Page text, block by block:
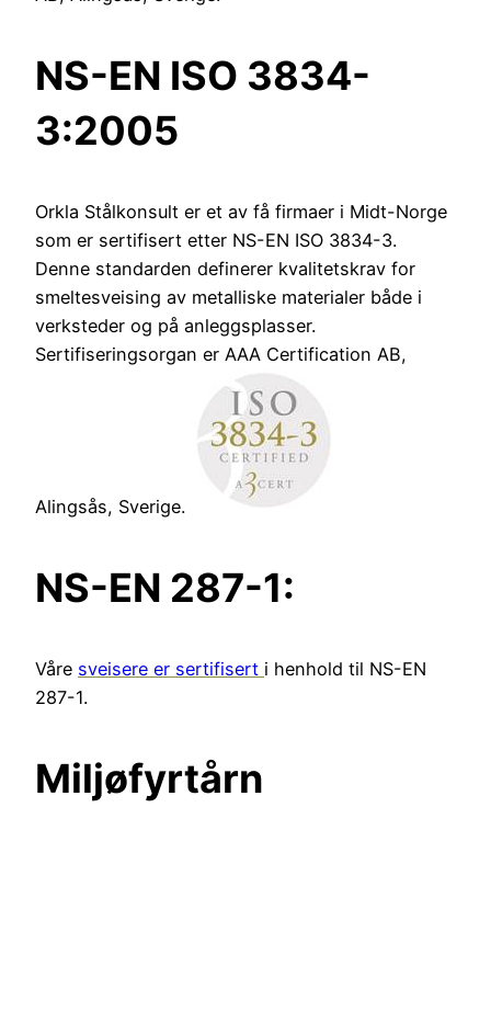
NS-EN ISO 3834-
3:2005
Orkla Stålkonsult er et av få firmaer i Midt-Norge
som er sertifisert etter NS-EN ISO 3834-3.
Denne standarden definerer kvalitetskrav for
smeltesveising av metalliske materialer både i
verksteder og på anleggsplasser.
Sertifiseringsorgan er AAA Certification AB,
Alingsås, Sverige.
NS-EN 287-1:
Våre sveisere er sertifisert i henhold til NS-EN
287-1.
Miljøfyrtårn